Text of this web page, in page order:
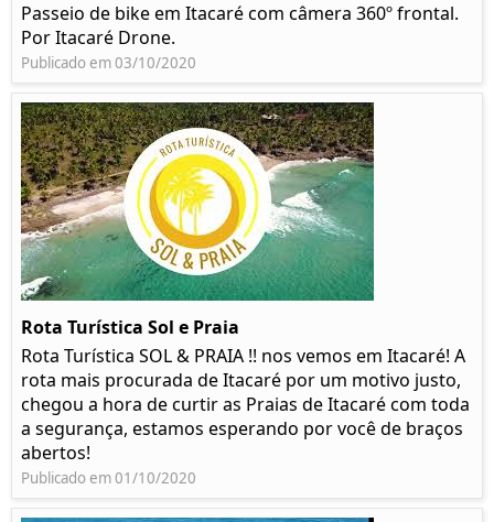
Passeio de bike em Itacaré com câmera 360º frontal.
Por Itacaré Drone.
Publicado em 03/10/2020
Rota Turística Sol e Praia
Rota Turística SOL & PRAIA !! nos vemos em Itacaré! A
rota mais procurada de Itacaré por um motivo justo,
chegou a hora de curtir as Praias de Itacaré com toda
a segurança, estamos esperando por você de braços
abertos!
Publicado em 01/10/2020